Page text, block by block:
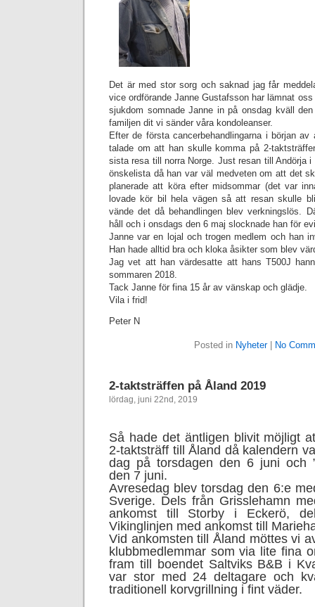
Det är med stor sorg och saknad jag får
vice ordförande Janne Gustafsson har lämnat
sjukdom somnade Janne in på onsdag kväll
familjen dit vi sänder våra kondoleanser.
Efter de första cancerbehandlingarna i början
talade om att han skulle komma på 2-
sista resa till norra Norge. Just resan till Andörja
önskelista då han var väl medveten om att det
planerade att köra efter midsommar (det var
lovade kör bil hela vägen så att resan skulle
vände det då behandlingen blev verkningslös.
håll och i onsdags den 6 maj slocknade han för
Janne var en lojal och trogen medlem och han
Han hade alltid bra och kloka åsikter som blev
Jag vet att han värdesatte att hans T500J
sommaren 2018.
Tack Janne för fina 15 år av vänskap och glädje.
Vila i frid!
Peter N
Posted in Nyheter| No
2-taktsträffen på Åland 2019
lördag, juni 22nd, 2019
Så hade det äntligen blivit möjligt
2-taktsträff till Åland då kalendern
dag på torsdagen den 6 juni och
den 7 juni.
Avresedag blev torsdag den 6:e
Sverige. Dels från Grisslehamn
ankomst till Storby i Eckerö,
Vikinglinjen med ankomst till
Vid ankomsten till Åland möttes vi
klubbmedlemmar som via lite fina
fram till boendet Saltviks B&B i
var stor med 24 deltagare och
traditionell korvgrillning i fint väder.